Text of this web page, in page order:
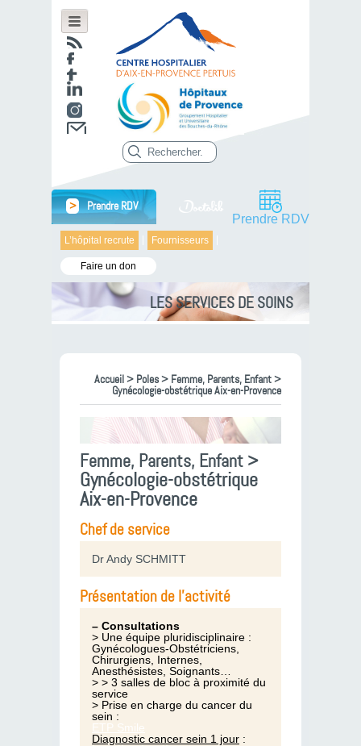
L’hôpital recrute Fournisseurs
Faire un don
> Prendre RDV
Prendre RDV
LES SERVICES DE SOINS
Accueil> Poles> Femme, Parents, Enfant>
Gynécologie-obstétrique Aix-en-Provence
Femme, Parents, Enfant >
Gynécologie-obstétrique
Aix-en-Provence
Chef de service
Dr Andy SCHMITT
Présentation de l'activité
– Consultations
> Une équipe pluridisciplinaire :
Gynécologues-Obstétriciens,
Chirurgiens, Internes,
Anesthésistes, Soignants…
> > 3 salles de bloc à proximité du
service
> Prise en charge du cancer du
sein :
ETP Smile
Diagnostic cancer sein 1 jour :